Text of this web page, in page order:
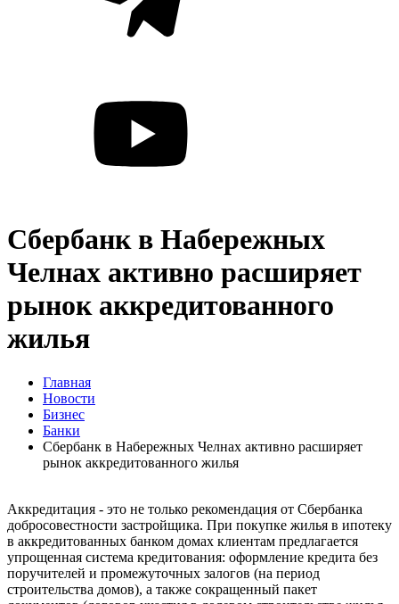
Сбербанк в Набережных
Челнах активно расширяет
рынок аккредитованного
жилья
Главная
Новости
Бизнес
Банки
Сбербанк в Набережных Челнах активно расширяет
рынок аккредитованного жилья
Аккредитация - это не только рекомендация от Сбербанка
добросовестности застройщика. При покупке жилья в ипотеку
в аккредитованных банком домах клиентам предлагается
упрощенная система кредитования: оформление кредита без
поручителей и промежуточных залогов (на период
строительства домов), а также сокращенный пакет